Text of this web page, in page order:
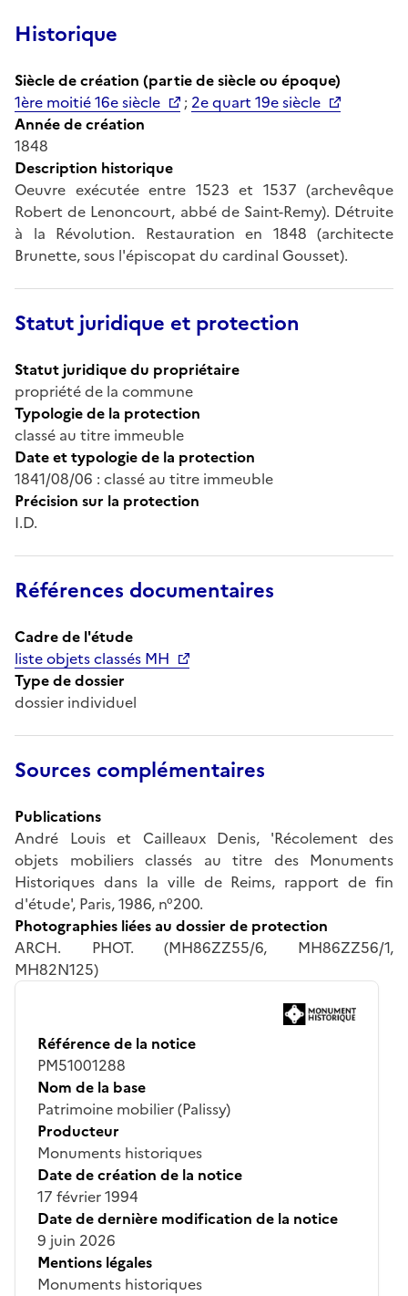
Historique
Siècle de création (partie de siècle ou époque)
1ère moitié 16e siècle
; 2e quart 19e siècle
Année de création
1848
Description historique
Oeuvre exécutée entre 1523 et 1537 (archevêque
Robert de Lenoncourt, abbé de Saint-Remy). Détruite
à la Révolution. Restauration en 1848 (architecte
Brunette, sous l'épiscopat du cardinal Gousset).
Statut juridique et protection
Statut juridique du propriétaire
propriété de la commune
Typologie de la protection
classé au titre immeuble
Date et typologie de la protection
1841/08/06 : classé au titre immeuble
Précision sur la protection
I.D.
Références documentaires
Cadre de l'étude
liste objets classés MH
Type de dossier
dossier individuel
Sources complémentaires
Publications
André Louis et Cailleaux Denis, 'Récolement des
objets mobiliers classés au titre des Monuments
Historiques dans la ville de Reims, rapport de fin
d'étude', Paris, 1986, n°200.
Photographies liées au dossier de protection
ARCH. PHOT. (MH86ZZ55/6, MH86ZZ56/1,
MH82N125)
Référence de la notice
PM51001288
Nom de la base
Patrimoine mobilier (Palissy)
Producteur
Monuments historiques
Date de création de la notice
17 février 1994
Date de dernière modification de la notice
9 juin 2026
Mentions légales
Monuments historiques